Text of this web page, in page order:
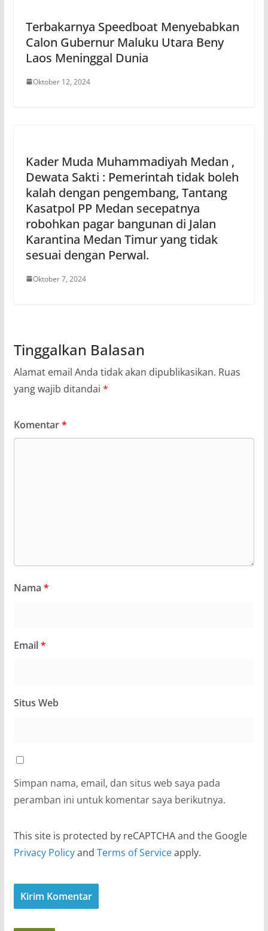
Terbakarnya Speedboat Menyebabkan
Calon Gubernur Maluku Utara Beny
Laos Meninggal Dunia
Oktober 12, 2024
Kader Muda Muhammadiyah Medan ,
Dewata Sakti : Pemerintah tidak boleh
kalah dengan pengembang, Tantang
Kasatpol PP Medan secepatnya
robohkan pagar bangunan di Jalan
Karantina Medan Timur yang tidak
sesuai dengan Perwal.
Oktober 7, 2024
Tinggalkan Balasan
Alamat email Anda tidak akan dipublikasikan. Ruas
yang wajib ditandai *
Komentar*
Nama *
Email*
Situs Web
Simpan nama, email, dan situs web saya pada
peramban ini untuk komentar saya berikutnya.
This site is protected by reCAPTCHA and the Google
Privacy Policyand Terms of Serviceapply.